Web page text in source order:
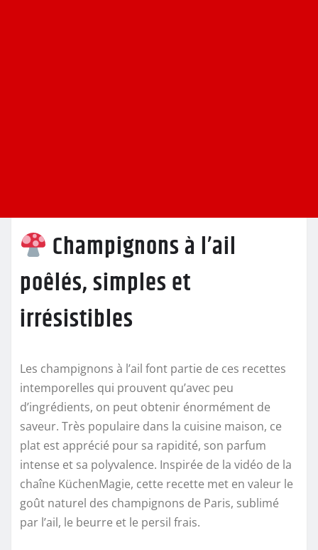
Champignons à l’ail
poêlés, simples et
irrésistibles
Les champignons à l’ail font partie de ces recettes
intemporelles qui prouvent qu’avec peu
d’ingrédients, on peut obtenir énormément de
saveur. Très populaire dans la cuisine maison, ce
plat est apprécié pour sa rapidité, son parfum
intense et sa polyvalence. Inspirée de la vidéo de la
chaîne KüchenMagie, cette recette met en valeur le
goût naturel des champignons de Paris, sublimé
par l’ail, le beurre et le persil frais.